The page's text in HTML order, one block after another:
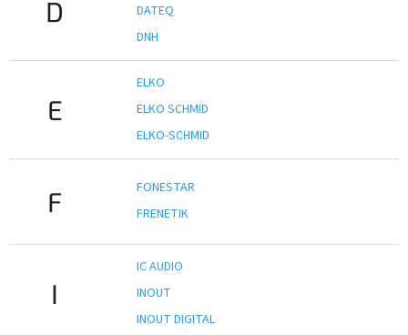
D
DATEQ
DNH
E
ELKO
ELKO SCHMID
ELKO-SCHMID
F
FONESTAR
FRENETIK
I
IC AUDIO
INOUT
INOUT DIGITAL